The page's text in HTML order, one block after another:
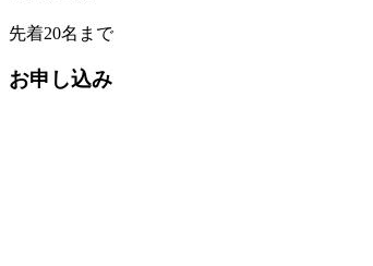
先着20名まで
お申し込み